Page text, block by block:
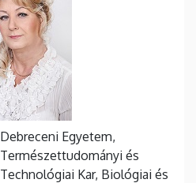
Debreceni Egyetem,
Természettudományi és
Technológiai Kar, Biológiai és